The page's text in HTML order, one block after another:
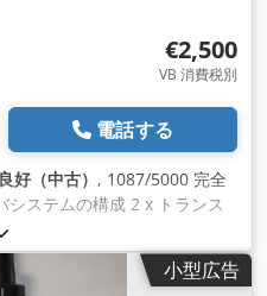
€2,500
VB 消費税別
電話する
良好（中古） , 1087/5000 完全
ステムの構成 2 x トランス
スピンドル Desoutter
トルク範囲30～135Nm
：166mm 直径：51.2mm 1 x
小型広告